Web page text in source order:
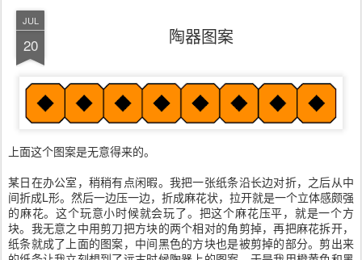
JUL
20 陶器图案
上面这个图案是无意得来的。
某日在办公室，稍稍有点闲暇。我把一张纸条沿长边对折，之后从中
间折成L形。然后一边压一边，折成麻花状，拉开就是一个立体感颇强
的麻花。这个玩意小时候就会玩了。把这个麻花压平，就是一个方
块。我无意之中用剪刀把方块的两个相对的角剪掉，再把麻花拆开，
纸条就成了上面的图案，中间黑色的方块也是被剪掉的部分。剪出来